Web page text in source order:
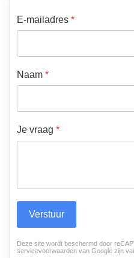
E-mailadres *
Naam *
Je vraag *
Verstuur
reCHAPTCHA*
Deze site wordt beschermd door
servicevoorwaarden van Google zijn